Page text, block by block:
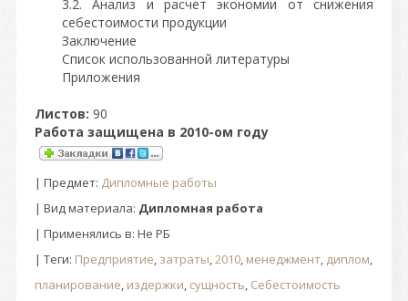
3.2. Анализ и расчет экономии от снижения
себестоимости продукции
Заключение
Список использованной литературы
Приложения
Листов: 90
Работа защищена в 2010-ом году
| Предмет: Дипломные работы
| Вид материала: Дипломная работа
| Применялись в: Не РБ
| Теги: Предприятие, затраты,2010, менеджмент, диплом,
планирование, издержки, сущность, Себестоимость